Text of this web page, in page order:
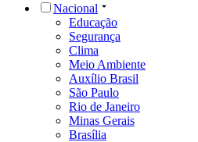
Nacional
Educação
Segurança
Clima
Meio Ambiente
Auxílio Brasil
São Paulo
Rio de Janeiro
Minas Gerais
Brasília